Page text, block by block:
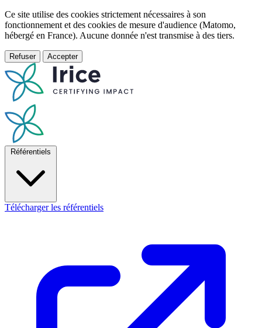
Ce site utilise des cookies strictement nécessaires à son
fonctionnement et des cookies de mesure d'audience (Matomo,
hébergé en France). Aucune donnée n'est transmise à des tiers.
Refuser Accepter
Référentiels
Télécharger les référentiels